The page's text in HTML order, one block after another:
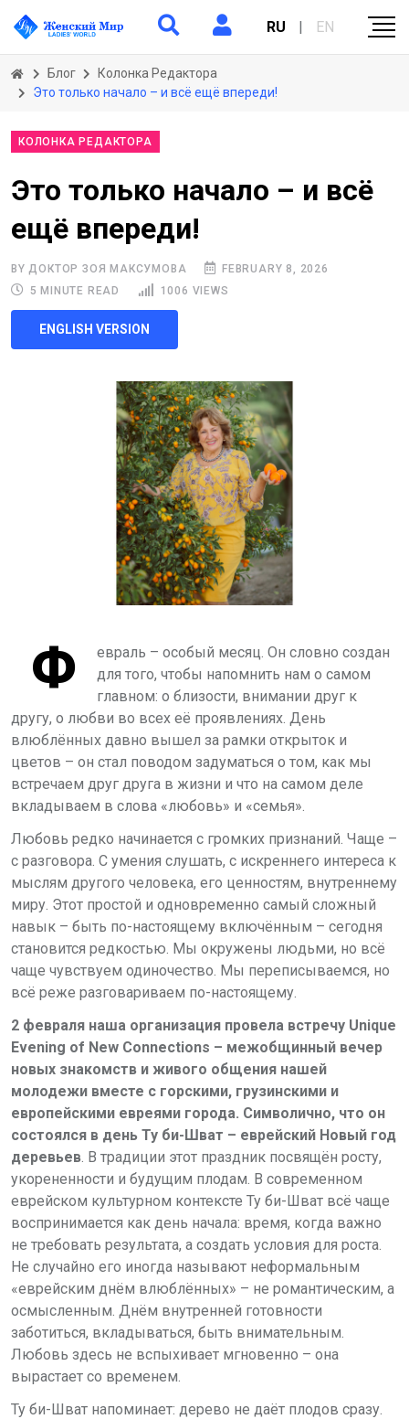
RU | EN
Блог
Колонка Редактора
Это только начало – и всё ещё впереди!
КОЛОНКА РЕДАКТОРА
Это только начало – и всё
ещё впереди!
BY ДОКТОР ЗОЯ МАКСУМОВА
FEBRUARY 8, 2026
5 MINUTE READ
1006 VIEWS
ENGLISH VERSION
Ф
евраль – особый месяц. Он словно создан
для того, чтобы напомнить нам о самом
главном: о близости, внимании друг к
другу, о любви во всех её проявлениях. День
влюблённых давно вышел за рамки открыток и
цветов – он стал поводом задуматься о том, как мы
встречаем друг друга в жизни и что на самом деле
вкладываем в слова «любовь» и «семья».
Любовь редко начинается с громких признаний. Чаще –
с разговора. С умения слушать, с искреннего интереса к
мыслям другого человека, его ценностям, внутреннему
миру. Этот простой и одновременно самый сложный
навык – быть по-настоящему включённым – сегодня
становится редкостью. Мы окружены людьми, но всё
чаще чувствуем одиночество. Мы переписываемся, но
всё реже разговариваем по-настоящему.
2 февраля наша организация провела встречу Unique
Evening of New Connections – межобщинный вечер
новых знакомств и живого общения нашей
молодежи вместе с горскими, грузинскими и
европейскими евреями города. Символично, что он
состоялся в день Ту би-Шват – еврейский Новый год
деревьев. В традиции этот праздник посвящён росту,
укорененности и будущим плодам. В современном
еврейском культурном контексте Ту би-Шват всё чаще
воспринимается как день начала: время, когда важно
не требовать результата, а создать условия для роста.
Не случайно его иногда называют неформальным
«еврейским днём влюблённых» – не романтическим, а
осмысленным. Днём внутренней готовности
заботиться, вкладываться, быть внимательным.
Любовь здесь не вспыхивает мгновенно – она
вырастает со временем.
Ту би-Шват напоминает: дерево не даёт плодов сразу.